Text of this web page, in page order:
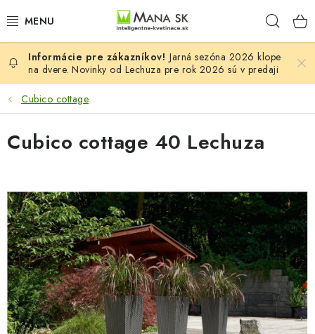
na
VŠETKY MODELY LECHUZA
NOVINKY LECHUZA
STOLOVÉ KVETINÁČE LECHUZA
COLOR
STONE
PALO
COTTAGE
Jarná sezóna 2026 klope
na dvere. Novinky od Lechuza pre rok 2026 sú v predaji
Cubico cottage
Cubico cottage 40 Lechuza